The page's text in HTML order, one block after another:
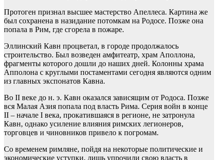
Протоген признал высшее мастерство Апеллеса. Картина же
был сохранена в назидание потомкам на Родосе. Позже она
попала в Рим, где сгорела в пожаре.
Эллинский Кавн процветал, в городе продолжалось
строительство. Был возведен амфитеатр, храм Аполлона,
фрагменты которого дошли до наших дней. Колонны храма
Апполона с круглыми постаментами сегодня являются одним
из главных экспонатов Кавна.
Во II веке до н. э. Кавн оказался зависящим от Родоса. Позже
вся Малая Азия попала под власть Рима. Серия войн в конце
II – начале I века, прокатившаяся в регионе, не затронула
Кавн, однако усиление влияния римских легионеров,
торговцев и чиновников привело к погромам.
Со временем римляне, пойдя на некоторые политические и
экономические уступки, лишь упрочили свою власть в